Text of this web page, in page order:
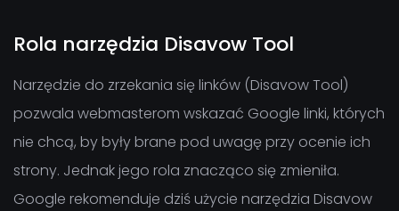
Rola narzędzia Disavow Tool
Narzędzie do zrzekania się linków (Disavow Tool)
pozwala webmasterom wskazać Google linki, których
nie chcą, by były brane pod uwagę przy ocenie ich
strony. Jednak jego rola znacząco się zmieniła.
Google rekomenduje dziś użycie narzędzia Disavow